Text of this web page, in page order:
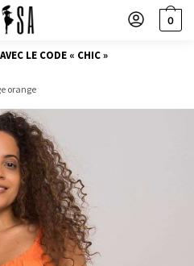
0
LE CODE « CHIC »
orange